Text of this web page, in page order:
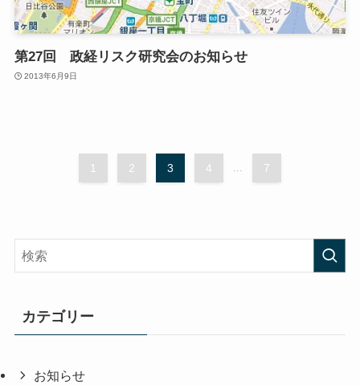
第27回 政経リスク研究会のお知らせ
2013年6月9日
1 2 3 4 7
カテゴリー
お知らせ